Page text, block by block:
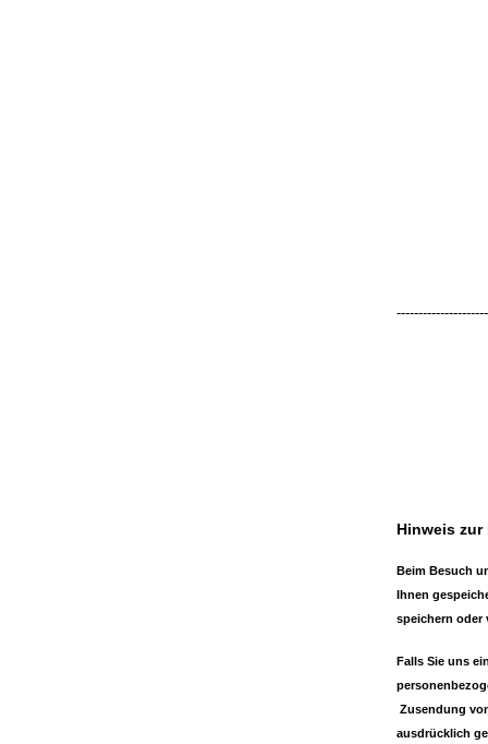
Hinweis zur
Beim Besuch
Ihnen
speichern oder
Falls Sie uns
Zusendung
ausdrücklich